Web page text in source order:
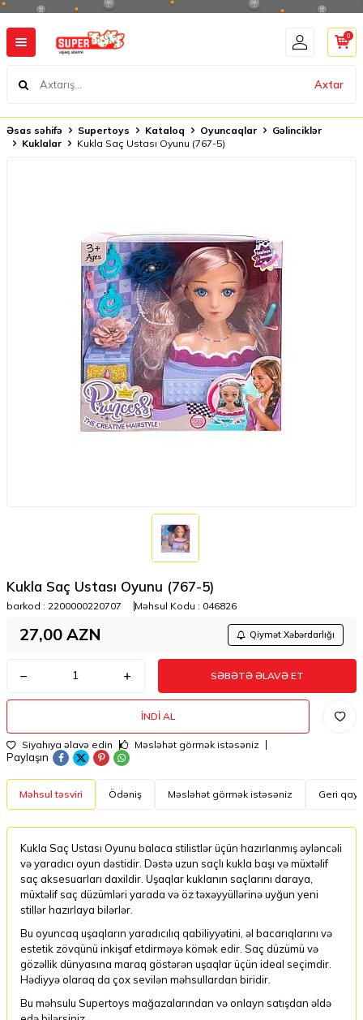
Axtar
0
Əsas səhifə Supertoys Kataloq Oyuncaqlar
Gəlinciklər
Kuklalar
Kukla Saç Ustası Oyunu (767-5)
Kukla Saç Ustası Oyunu (767-5)
barkod : 2200000220707 Məhsul Kodu : 046826
27,00 AZN Qiymət Xəbərdarlığı
SƏBƏTƏ ƏLAVƏ ET
İNDI AL
Siyahıya əlavə edin Məsləhət görmək istəsəniz
Paylaşın
Məhsul təsviri Ödəniş Məsləhət görmək istəsəniz Geri
Kukla Saç Ustası Oyunu balaca stilistlər üçün hazırlanmış əyləncəli
və yaradıcı oyun dəstidir. Dəstə uzun saçlı kukla başı və müxtəlif
saç aksesuarları daxildir. Uşaqlar kuklanın saçlarını daraya,
müxtəlif saç düzümləri yarada və öz təxəyyüllərinə uyğun yeni
stillər hazırlaya bilərlər.
Bu oyuncaq uşaqların yaradıcılıq qabiliyyətini, əl bacarıqlarını və
estetik zövqünü inkişaf etdirməyə kömək edir. Saç düzümü və
gözəllik dünyasına maraq göstərən uşaqlar üçün ideal seçimdir.
Hədiyyə olaraq da çox sevilən məhsullardan biridir.
Bu məhsulu Supertoys mağazalarından və onlayn satışdan əldə